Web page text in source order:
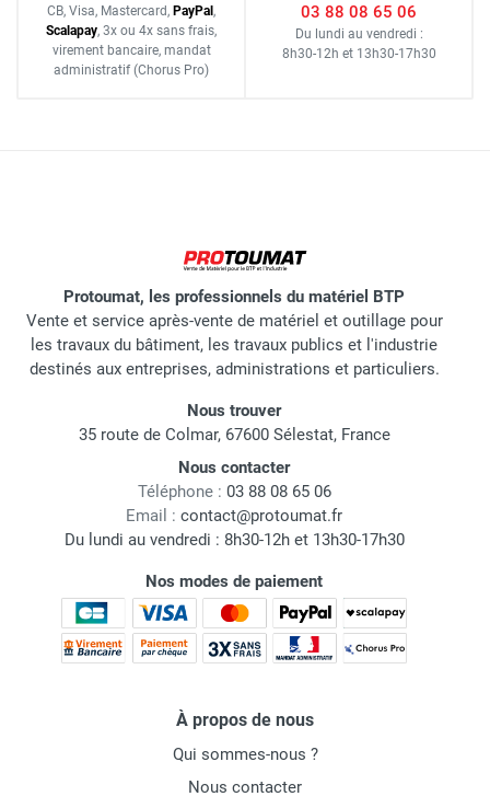
CB, Visa, Mastercard, PayPal,
Scalapay, 3x ou 4x sans frais,
virement bancaire, mandat
administratif (Chorus Pro)
03 88 08 65 06
Du lundi au vendredi :
8h30-12h et 13h30-17h30
Protoumat, les professionnels du matériel BTP
Vente et service après-vente de matériel et outillage pour
les travaux du bâtiment, les travaux publics et l'industrie
destinés aux entreprises, administrations et particuliers.
Nous trouver
35 route de Colmar, 67600 Sélestat, France
Nous contacter
Téléphone : 03 88 08 65 06
Email : contact@protoumat.fr
Du lundi au vendredi : 8h30-12h et 13h30-17h30
Nos modes de paiement
À propos de nous
Qui sommes-nous ?
Nous contacter